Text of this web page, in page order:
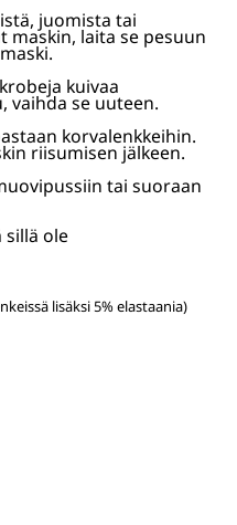
juomista tai
maskin, laita se pesuun
kuivaa
vaihda se uuteen.
korvalenkkeihin.
riisumisen jälkeen.
tai suoraan
sillä ole
lisäksi 5% elastaania)